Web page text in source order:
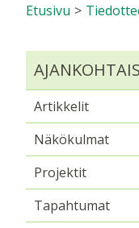
Etusivu >
Artikkelit
Näkökulmat
Projektit
Tapahtumat